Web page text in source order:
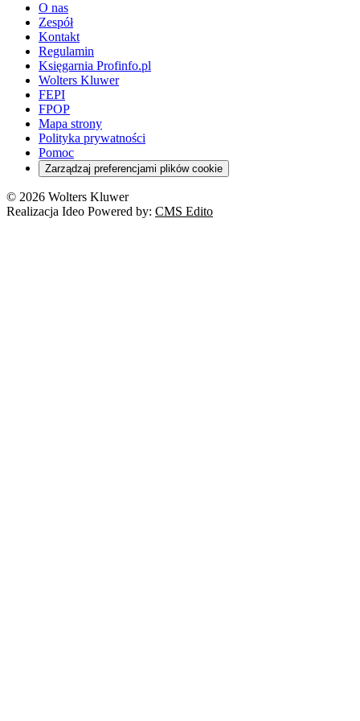
O nas
Zespół
Kontakt
Regulamin
Księgarnia Profinfo.pl
Wolters Kluwer
FEPI
FPOP
Mapa strony
Polityka prywatności
Pomoc
Zarządzaj preferencjami plików cookie
© 2026 Wolters Kluwer
Realizacja Ideo Powered by: CMS Edito